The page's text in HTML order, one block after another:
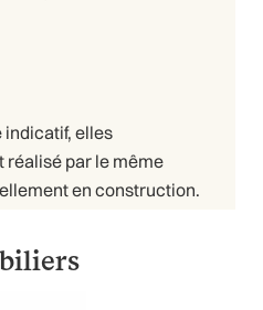
indicatif, elles
réalisé par le même
en construction.